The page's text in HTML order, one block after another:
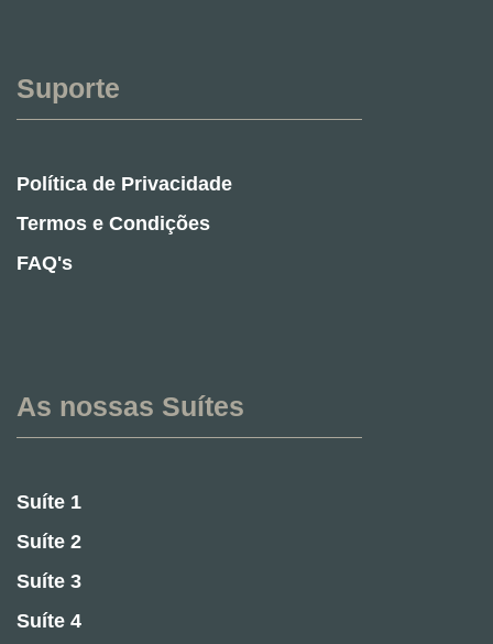
Suporte
Política de Privacidade
Termos e Condições
FAQ's
As nossas Suítes
Suíte 1
Suíte 2
Suíte 3
Suíte 4